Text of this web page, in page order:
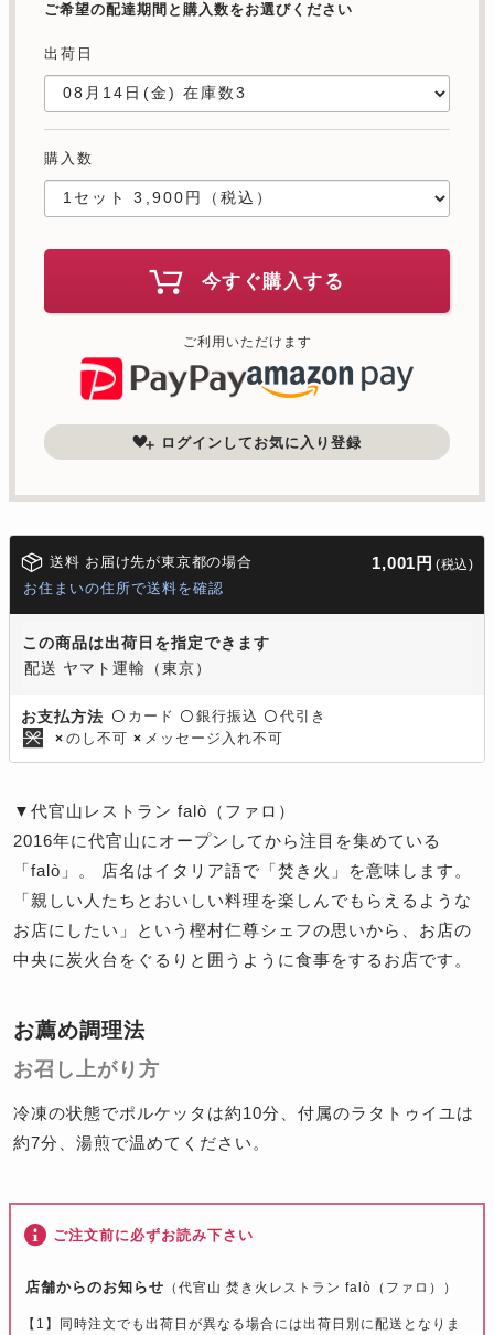
ご希望の配達期間と購入数をお選びください
出荷日
購入数
今すぐ購入する
ご利用いただけます
ログインしてお気に入り登録
送料 お届け先が東京都の場合 1,001円 (税込)
お住まいの住所で送料を確認
この商品は出荷日を指定できます
配送 ヤマト運輸（東京）
お支払方法 〇 カード 〇 銀行振込 〇 代引き
× のし不可 × メッセージ入れ不可
▼代官山レストラン falò（ファロ）
2016年に代官山にオープンしてから注目を集めている
「falò」。 店名はイタリア語で「焚き火」を意味します。
「親しい人たちとおいしい料理を楽しんでもらえるような
お店にしたい」という樫村仁尊シェフの思いから、お店の
中央に炭火台をぐるりと囲うように食事をするお店です。
お薦め調理法
お召し上がり方
冷凍の状態でポルケッタは約10分、付属のラタトゥイユは
約7分、湯煎で温めてください。
ご注文前に必ずお読み下さい
店舗からのお知らせ （代官山 焚き火レストラン falò（ファロ））
【1】同時注文でも出荷日が異なる場合には出荷日別に配送となりま